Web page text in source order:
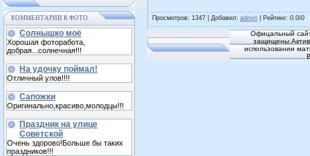
КОММЕНТАРИИ К ФОТО
Солнышко моё
Хорошая фоторабота,
добрая...солнечная!!!
На удочку поймал!
Отличный улов!!!!
Сапожки
Оригинально,красиво,молодцы!!!
Праздник на улице
Советской
Очень здорово!Больше бы таких
праздников!!!
Просмотров: 1347 | Добавил: admin Рейтинг: 0.0/0
Офицальный
использовании